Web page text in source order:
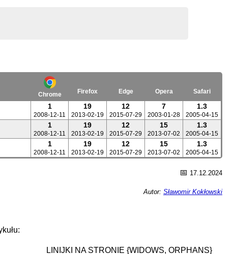
Chrome Firefox Edge Opera Safari
1
2008-12-11
19
2013-02-19
12
2015-07-29
7
2003-01-28
1.3
2005-04-15
1
2008-12-11
19
2013-02-19
12
2015-07-29
15
2013-07-02
1.3
2005-04-15
1
2008-12-11
19
2013-02-19
12
2015-07-29
15
2013-07-02
1.3
2005-04-15
📅 17.12.2024
Autor: Sławomir Kokłowski
LINIJKI NA STRONIE {WIDOWS, ORPHANS}